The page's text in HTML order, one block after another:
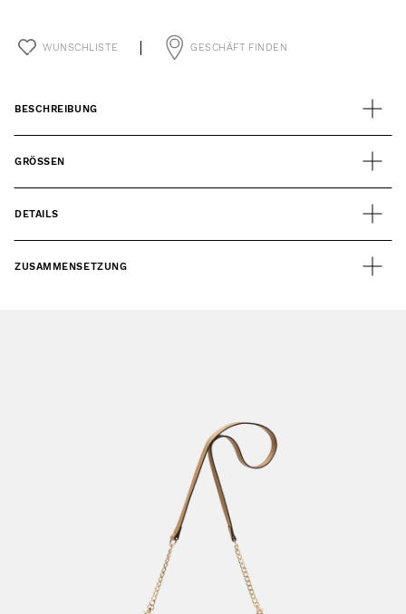
WUNSCHLISTE GESCHÄFT FINDEN
BESCHREIBUNG
GRÖSSEN
DETAILS
ZUSAMMENSETZUNG